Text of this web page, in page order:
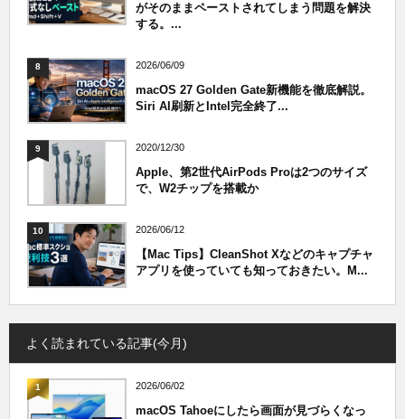
がそのままペーストされてしまう問題を解決
する。...
8 2026/06/09
macOS 27 Golden Gate新機能を徹底解説。
Siri AI刷新とIntel完全終了...
9 2020/12/30
Apple、第2世代AirPods Proは2つのサイズ
で、W2チップを搭載か
10 2026/06/12
【Mac Tips】CleanShot Xなどのキャプチャ
アプリを使っていても知っておきたい。M...
よく読まれている記事(今月)
1 2026/06/02
macOS Tahoeにしたら画面が見づらくなっ